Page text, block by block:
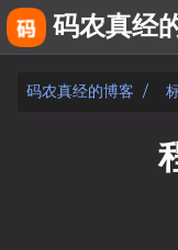
码农真经
关于
码农真经的博客